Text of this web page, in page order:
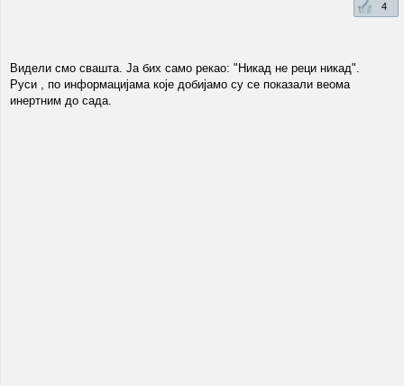
4
Видели смо свашта. Ја бих само рекао: "Никад не реци никад".
Руси , по информацијама које добијамо су се показали веома
инертним до сада.